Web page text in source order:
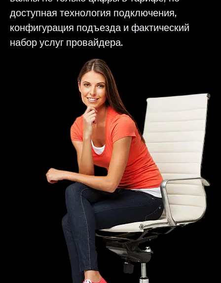
доступная технология подключения,
конфигурация подъезда и фактический
набор услуг провайдера.